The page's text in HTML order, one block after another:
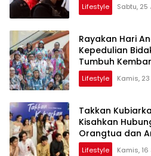
Lifestyle Sabtu, 25
Rayakan Hari
Kepedulian
Tumbuh
Where Hope
Lifestyle Kamis,
Takkan
Kisahkan
Orangtua dan
Lifestyle Kamis,